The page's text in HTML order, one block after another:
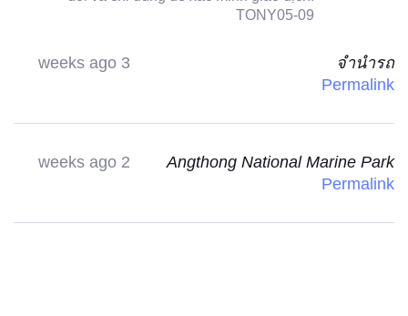
TONY05-09
จำนำรถ
3 weeks ago
Permalink
Angthong National Marine Park
2 weeks ago
Permalink